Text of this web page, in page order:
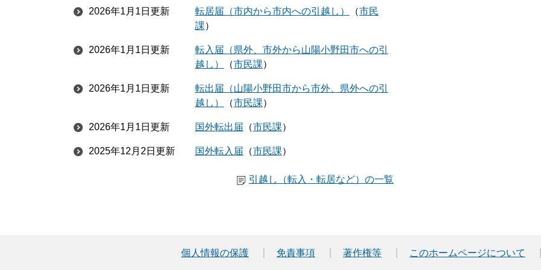
2026年1月1日更新 転居届（市内から市内への引越し）
市民
課
2026年1月1日更新
転入届（県外、市外から山陽小野田市への引
越し）
市民課
2026年1月1日更新
転出届（山陽小野田市から市外、県外への引
越し）
市民課
2026年1月1日更新 国外転出届 市民課
2025年12月2日更新 国外転入届 市民課
引越し（転入・転居など）の一覧
個人情報の保護 免責事項 著作権等 このホームページについて